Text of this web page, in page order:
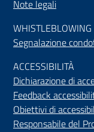
Note legali
WHISTLEBLOWING
Segnalazione
ACCESSIBILITÀ
Dichiarazione di
Feedback
Obiettivi di
Responsabile del